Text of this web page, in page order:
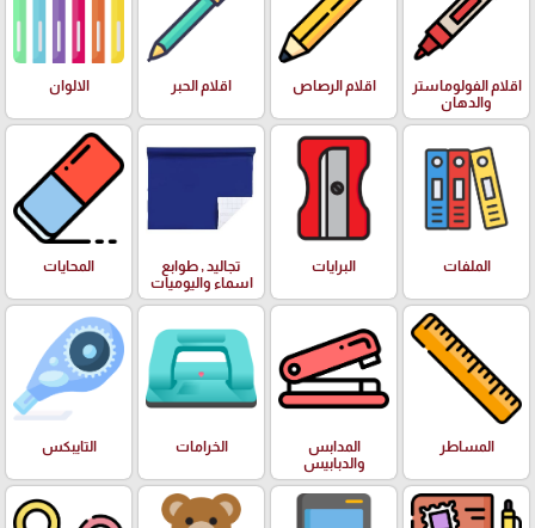
اقلام الفولوماستر
والدهان
اقلام الرصاص اقلام الحبر الالوان
الملفات البرايات
تجاليد , طوابع
اسماء واليوميات
المحايات
المساطر
المدابس
والدبابيس
الخرامات التايبكس